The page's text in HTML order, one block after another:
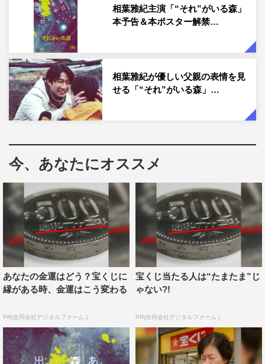
原に、相葉は優しく声をかけたり、クランクイン前の上原
の演技リハーサルにも参加したりしながら、淳一と一也と
いう親子の絆を深めていった。
作品情報
「“それ”がいる森」
2022年9月30日（金）全国公開
世
監督：中田秀夫（「リング」「スマホを落としただけなの
に」「事故物件 恐い間取り」）
脚本：ブラジリィー・アン・山田、大石哲也
公式HP：https://movies.shochiku.co.jp/soregairumori/
公式Twitter＆Instagram：＠soregairumori
©2022「“それ”がいる森」製作委員会
相葉雅紀主演「“それ”がいる森」
本予告＆本ポスター解禁…
相葉雅紀が優しい父親の表情を見
せる「“それ”がいる森」…
今、あなたにオススメ
あなたの金運はどう？宝くじに
縁がある時、金運はこう変わる
PR(合同会社デジタルファーム )
宝くじ当たる人は“たまたま”じ
ゃない?!
PR(合同会社デジタルファーム )